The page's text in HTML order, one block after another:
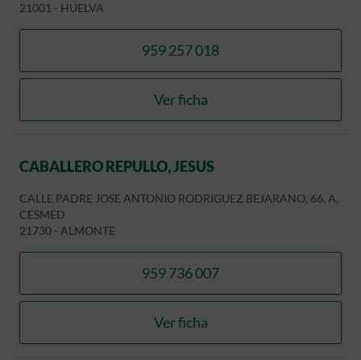
21001 - HUELVA
959 257 018
llamar SANTANA VERANO,
Ver ficha
SANTANA VERANO,
CABALLERO REPULLO, JESUS
CALLE PADRE JOSE ANTONIO RODRIGUEZ BEJARANO, 66, A,
CESMED
21730 - ALMONTE
959 736 007
llamar CABALLERO
Ver ficha
CABALLERO REPULLO,